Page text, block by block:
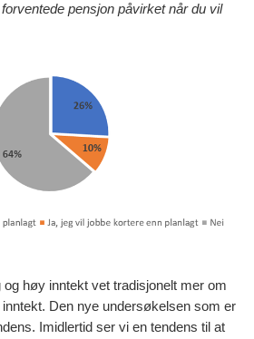
pensjon påvirket når du vil
høy inntekt vet tradisjonelt mer om
Den nye undersøkelsen som er
Imidlertid ser vi en tendens til at